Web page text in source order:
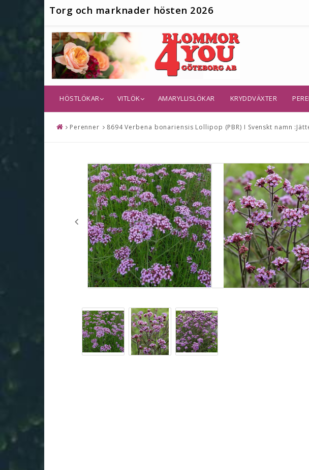
Torg och marknader hösten 2026
HÖSTLÖKAR VITLÖK AMARYLLISLÖKAR KRYDDVÄXTER
Perenner 8694 Verbena bonariensis Lollipop (PBR) I Svenskt namn